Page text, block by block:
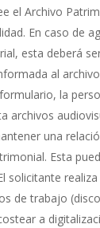
el Archivo
En caso de
esta deberá
al
la
archivos
una
Esta
solicitante
de trabajo
a